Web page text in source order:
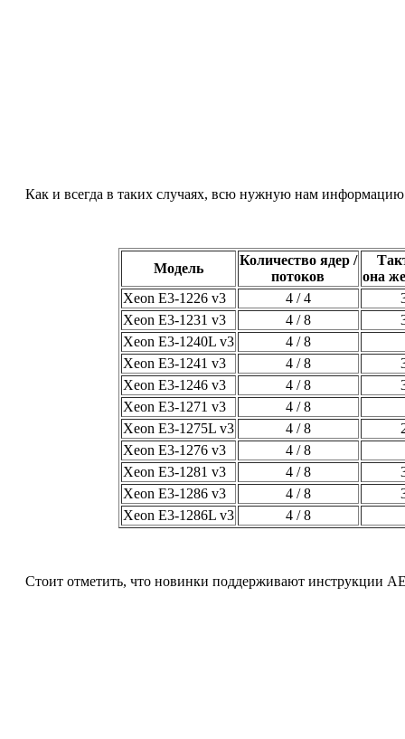
Как и всегда в таких случаях, всю нужную нам информацию
Модель
Количество ядер /
потоков
она
Xeon E3-1226 v3
4 / 4
Xeon E3-1231 v3
4 / 8
Xeon E3-1240L v3
4 / 8
Xeon E3-1241 v3
4 / 8
Xeon E3-1246 v3
4 / 8
Xeon E3-1271 v3
4 / 8
Xeon E3-1275L v3
4 / 8
Xeon E3-1276 v3
4 / 8
Xeon E3-1281 v3
4 / 8
Xeon E3-1286 v3
4 / 8
Xeon E3-1286L v3
4 / 8
Стоит отметить, что новинки поддерживают инструкции